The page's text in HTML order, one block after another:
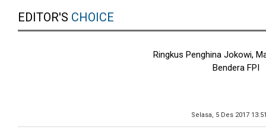
EDITOR'S CHOICE
Ringkus Penghina Jokowi,
Bendera FPI
Selasa, 5 Des 2017